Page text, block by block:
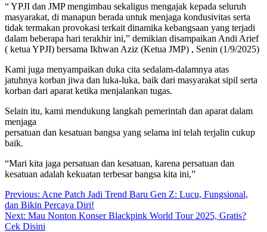
“ YPJI dan JMP mengimbau sekaligus mengajak kepada seluruh
masyarakat, di manapun berada untuk menjaga kondusivitas serta
tidak termakan provokasi terkait dinamika kebangsaan yang terjadi
dalam beberapa hari terakhir ini,” demikian disampaikan Andi Arief
( ketua YPJI) bersama Ikhwan Aziz (Ketua JMP) , Senin (1/9/2025)
Kami juga menyampaikan duka cita sedalam-dalamnya atas
jatuhnya korban jiwa dan luka-luka, baik dari masyarakat sipil serta
korban dari aparat ketika menjalankan tugas.
Selain itu, kami mendukung langkah pemerintah dan aparat dalam
menjaga
persatuan dan kesatuan bangsa yang selama ini telah terjalin cukup
baik.
“Mari kita jaga persatuan dan kesatuan, karena persatuan dan
kesatuan adalah kekuatan terbesar bangsa kita ini,”
Post
navigation
Previous: Acne Patch Jadi Trend Baru Gen Z: Lucu, Fungsional,
dan Bikin Percaya Diri!
Next: Mau Nonton Konser Blackpink World Tour 2025, Gratis?
Cek Disini